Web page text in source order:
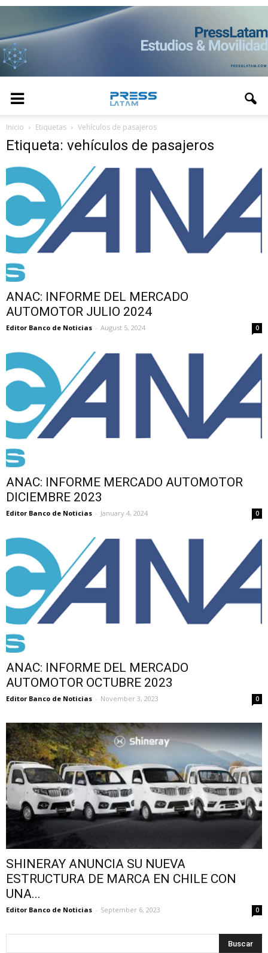
Inicio Etiquetas Vehículos de pasajeros
Etiqueta: vehículos de pasajeros
ANAC: INFORME DEL MERCADO
AUTOMOTOR JULIO 2024
Editor Banco de Noticias - August 5, 2024 0
ANAC: INFORME MERCADO AUTOMOTOR
DICIEMBRE 2023
Editor Banco de Noticias - January 4, 2024 0
ANAC: INFORME DEL MERCADO
AUTOMOTOR OCTUBRE 2023
Editor Banco de Noticias - November 3, 2023 0
SHINERAY ANUNCIA SU NUEVA
ESTRUCTURA DE MARCA EN CHILE CON
UNA...
Editor Banco de Noticias - September 6, 2023 0